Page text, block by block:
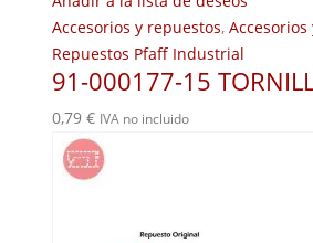
Accesorios y repuestos,
Repuestos Pfaff Industrial
91-000177-15
0,79 € IVA no incluido